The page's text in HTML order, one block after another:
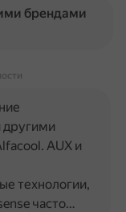
брендами
другими
AUX и
технологии,
часто…